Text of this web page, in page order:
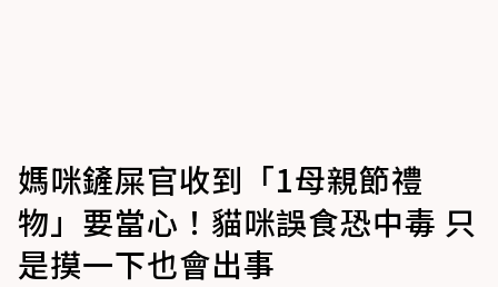
媽咪鏟屎官收到「1母親節禮
物」要當心！貓咪誤食恐中毒 只
是摸一下也會出事